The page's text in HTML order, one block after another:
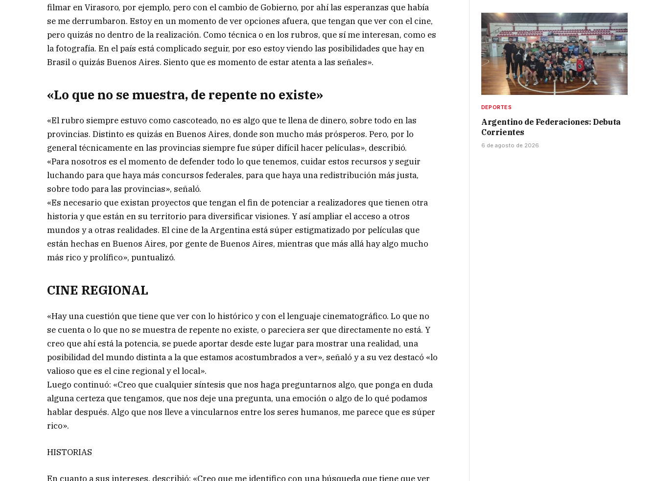
filmar en Virasoro, por ejemplo, pero con el cambio de Gobierno, por ahí las esperanzas que había
se me derrumbaron. Estoy en un momento de ver opciones afuera, que tengan que ver con el cine,
pero quizás no dentro de la realización. Como técnica o en los rubros, que sí me interesan, como es
la fotografía. En el país está complicado seguir, por eso estoy viendo las posibilidades que hay en
Brasil o quizás Buenos Aires. Siento que es momento de estar atenta a las señales».
«Lo que no se muestra, de repente no existe»
«El rubro siempre estuvo como cascoteado, no es algo que te llena de dinero, sobre todo en las
provincias. Distinto es quizás en Buenos Aires, donde son mucho más prósperos. Pero, por lo
general técnicamente en las provincias siempre fue súper difícil hacer películas», describió.
«Para nosotros es el momento de defender todo lo que tenemos, cuidar estos recursos y seguir
luchando para que haya más concursos federales, para que haya una redistribución más justa,
sobre todo para las provincias», señaló.
«Es necesario que existan proyectos que tengan el fin de potenciar a realizadores que tienen otra
historia y que están en su territorio para diversificar visiones. Y así ampliar el acceso a otros
mundos y a otras realidades. El cine de la Argentina está súper estigmatizado por películas que
están hechas en Buenos Aires, por gente de Buenos Aires, mientras que más allá hay algo mucho
más rico y prolífico», puntualizó.
CINE REGIONAL
«Hay una cuestión que tiene que ver con lo histórico y con el lenguaje cinematográfico. Lo que no
se cuenta o lo que no se muestra de repente no existe, o pareciera ser que directamente no está. Y
creo que ahí está la potencia, se puede aportar desde este lugar para mostrar una realidad, una
posibilidad del mundo distinta a la que estamos acostumbrados a ver», señaló y a su vez destacó «lo
valioso que es el cine regional y el local».
Luego continuó: «Creo que cualquier síntesis que nos haga preguntarnos algo, que ponga en duda
alguna certeza que tengamos, que nos deje una pregunta, una emoción o algo de lo qué podamos
hablar después. Algo que nos lleve a vincularnos entre los seres humanos, me parece que es súper
rico».
HISTORIAS
En cuanto a sus intereses, describió: «Creo que me identifico con una búsqueda que tiene que ver
DEPORTES
Argentino de Federaciones: Debuta
Corrientes
6 de agosto de 2026